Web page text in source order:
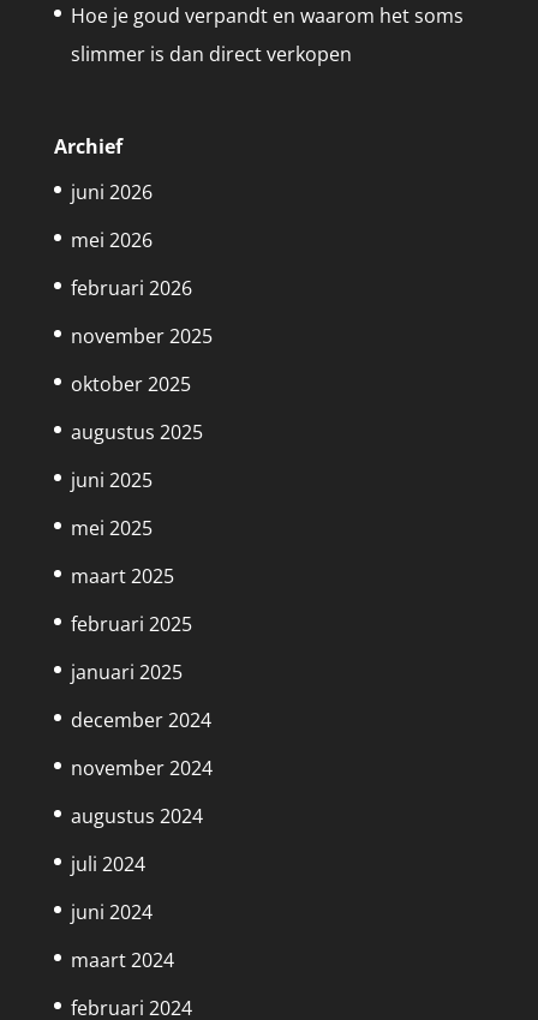
Hoe je goud verpandt en waarom het soms
slimmer is dan direct verkopen
Archief
juni 2026
mei 2026
februari 2026
november 2025
oktober 2025
augustus 2025
juni 2025
mei 2025
maart 2025
februari 2025
januari 2025
december 2024
november 2024
augustus 2024
juli 2024
juni 2024
maart 2024
februari 2024